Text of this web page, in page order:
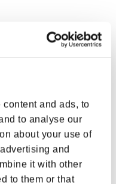
and ads, to
to analyse our
about your use of
and
it with other
to them or that